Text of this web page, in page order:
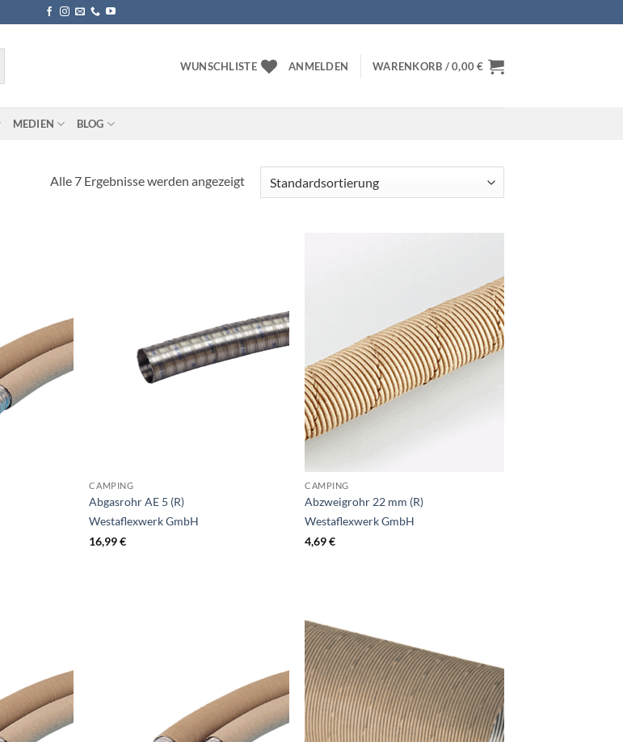
WUNSCHLISTE ANMELDEN WARENKORB /0,00€
MEDIEN BLOG
Alle 7 Ergebnisse werden angezeigt
CAMPING
Abgasrohr AE 5 (R)
Westaflexwerk GmbH
16,99€
CAMPING
Abzweigrohr 22 mm (R)
Westaflexwerk GmbH
4,69€